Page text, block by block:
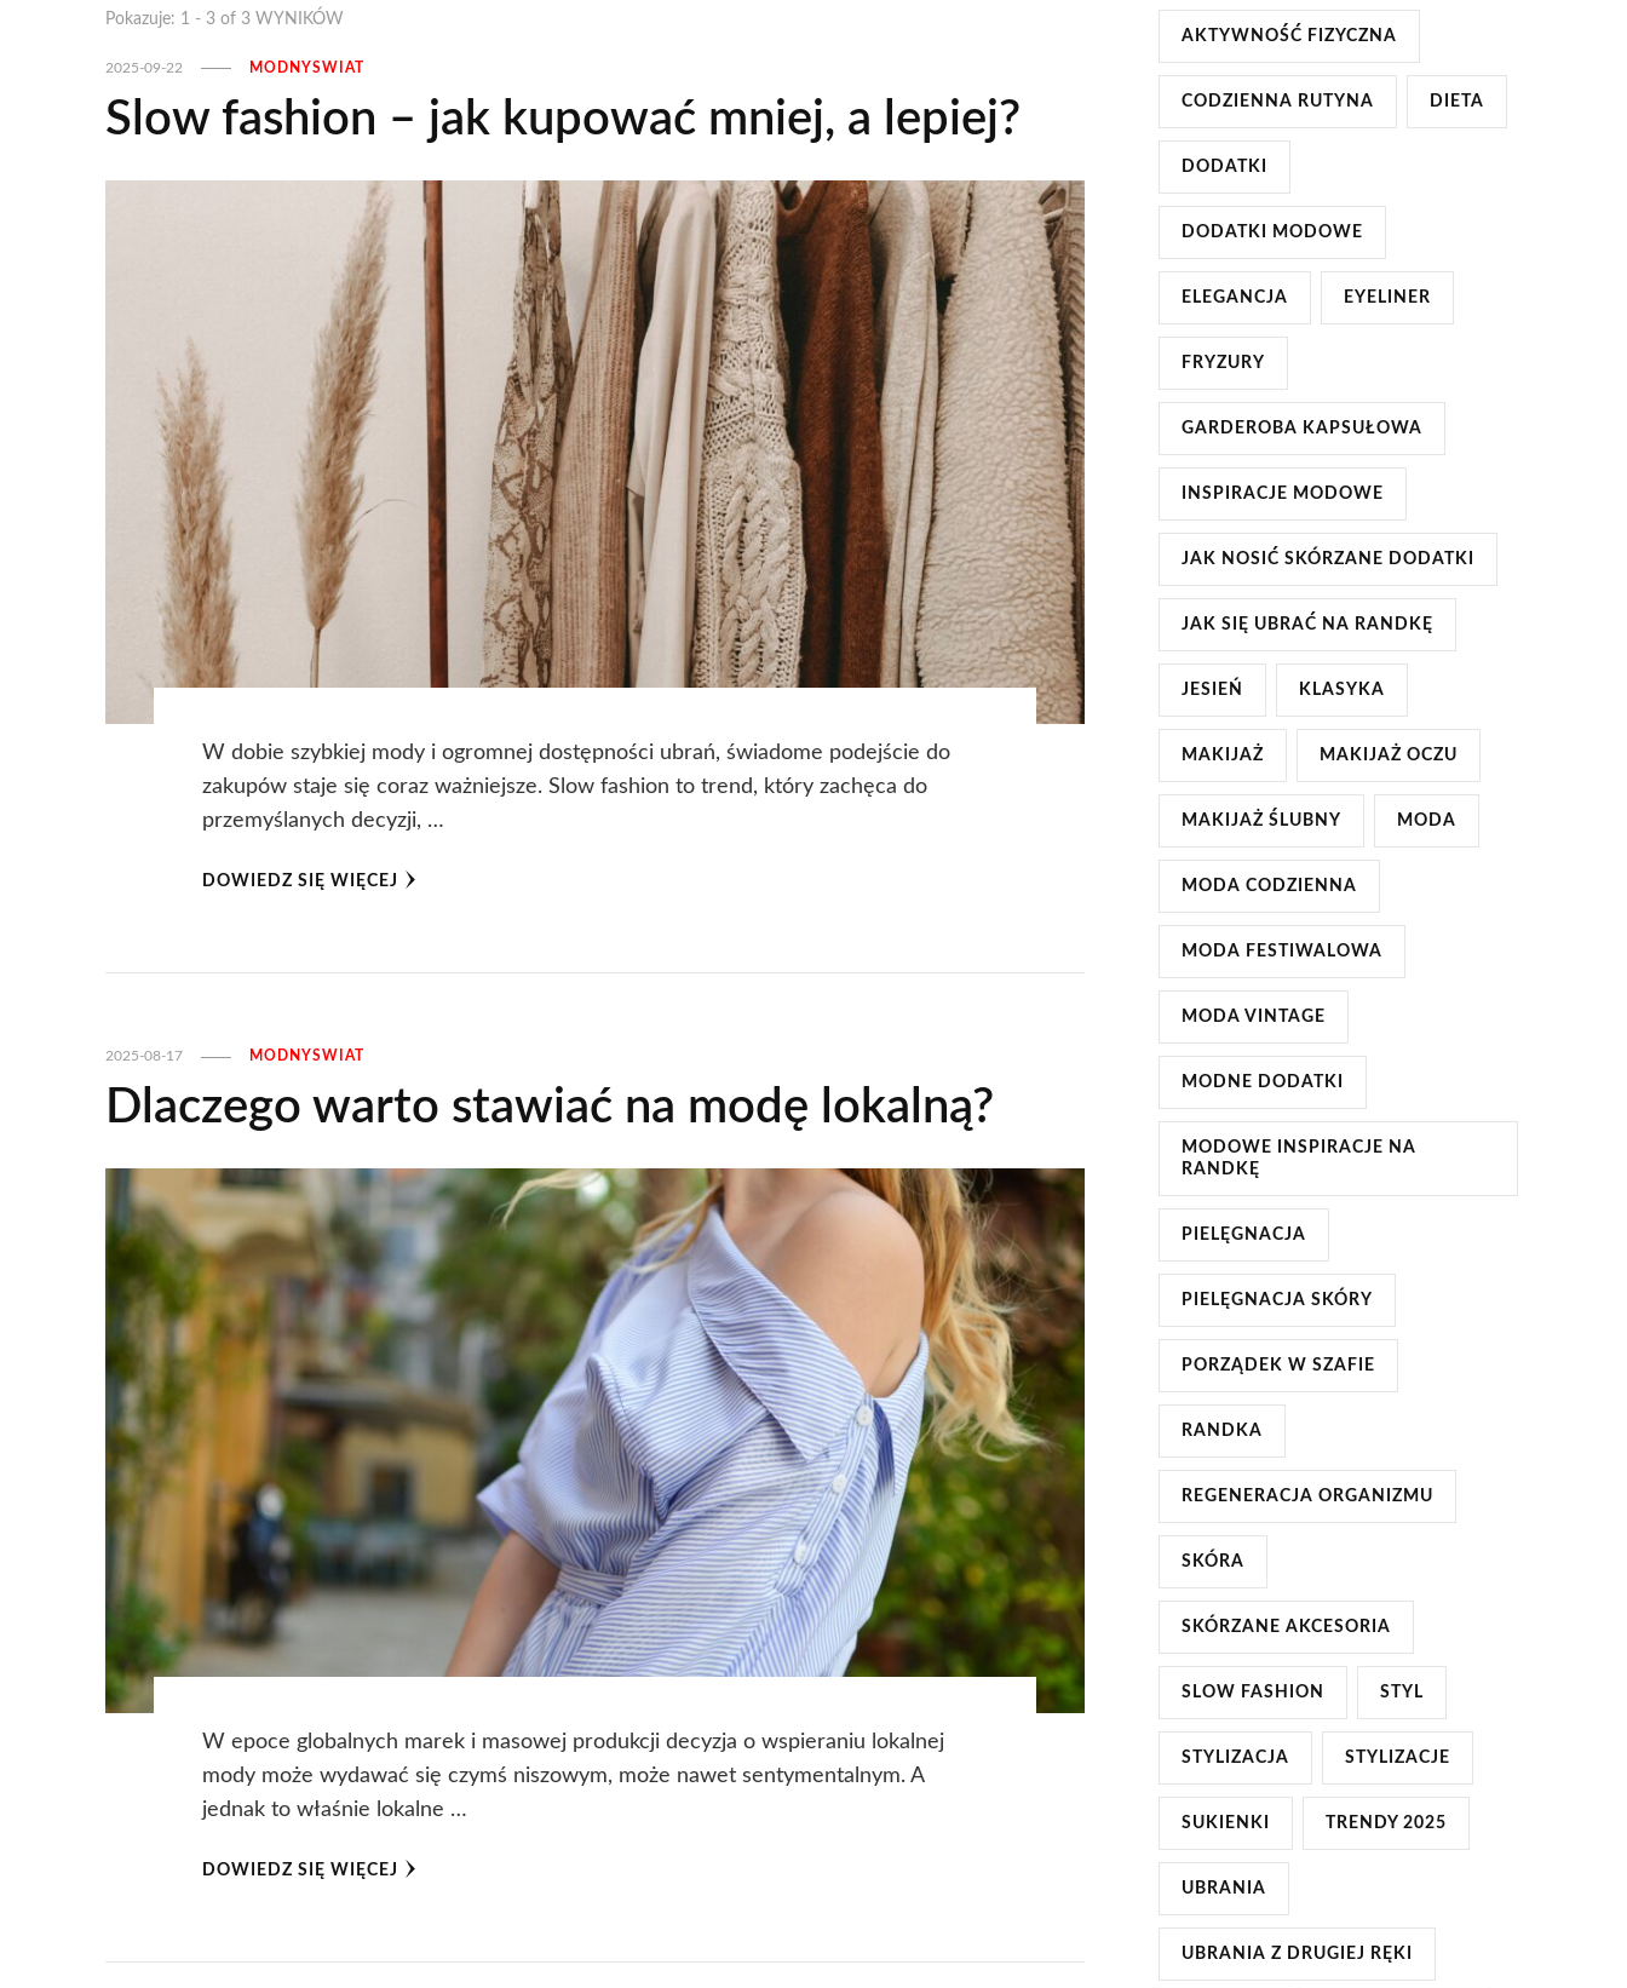
Pokazuje: 1 - 3 of 3 WYNIKÓW
2025-09-22 MODNYSWIAT
Slow fashion – jak kupować mniej, a lepiej?
W dobie szybkiej mody i ogromnej dostępności ubrań, świadome podejście do
zakupów staje się coraz ważniejsze. Slow fashion to trend, który zachęca do
przemyślanych decyzji, …
DOWIEDZ SIĘ WIĘCEJ
2025-08-17 MODNYSWIAT
Dlaczego warto stawiać na modę lokalną?
W epoce globalnych marek i masowej produkcji decyzja o wspieraniu lokalnej
mody może wydawać się czymś niszowym, może nawet sentymentalnym. A
jednak to właśnie lokalne …
DOWIEDZ SIĘ WIĘCEJ
AKTYWNOŚĆ FIZYCZNA
CODZIENNA RUTYNA DIETA
DODATKI
DODATKI MODOWE
ELEGANCJA EYELINER
FRYZURY
GARDEROBA KAPSUŁOWA
INSPIRACJE MODOWE
JAK NOSIĆ SKÓRZANE DODATKI
JAK SIĘ UBRAĆ NA RANDKĘ
JESIEŃ KLASYKA
MAKIJAŻ MAKIJAŻ OCZU
MAKIJAŻ ŚLUBNY MODA
MODA CODZIENNA
MODA FESTIWALOWA
MODA VINTAGE
MODNE DODATKI
MODOWE INSPIRACJE NA
RANDKĘ
PIELĘGNACJA
PIELĘGNACJA SKÓRY
PORZĄDEK W SZAFIE
RANDKA
REGENERACJA ORGANIZMU
SKÓRA
SKÓRZANE AKCESORIA
SLOW FASHION STYL
STYLIZACJA STYLIZACJE
SUKIENKI TRENDY 2025
UBRANIA
UBRANIA Z DRUGIEJ RĘKI